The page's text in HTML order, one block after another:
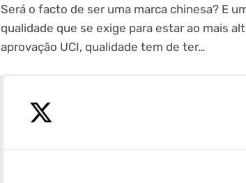
Será o facto de ser uma marca chinesa? E
qualidade que se exige para estar ao mais
aprovação UCI, qualidade tem de ter…